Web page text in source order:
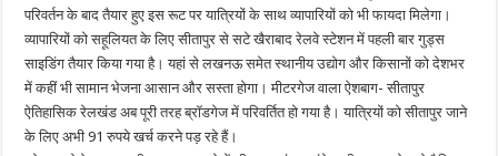
परिवर्तन के बाद तैयार हुए इस रूट पर यात्रियों के साथ व्यापारियों को भी फायदा मिलेगा।
व्यापारियों को सहूलियत के लिए सीतापुर से सटे खैराबाद रेलवे स्टेशन में पहली बार गुड्स
साइडिंग तैयार किया गया है। यहां से लखनऊ समेत स्थानीय उद्योग और किसानों को देशभर
में कहीं भी सामान भेजना आसान और सस्ता होगा। मीटरगेज वाला ऐशबाग- सीतापुर
ऐतिहासिक रेलखंड अब पूरी तरह ब्रॉडगेज में परिवर्तित हो गया है। यात्रियों को सीतापुर जाने
के लिए अभी 91 रुपये खर्च करने पड़ रहे हैं।